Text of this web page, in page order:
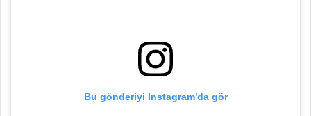
Bu gönderiyi Instagram'da gör